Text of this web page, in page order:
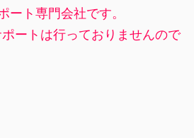
ート専門会社です。
ートは行っておりませんので